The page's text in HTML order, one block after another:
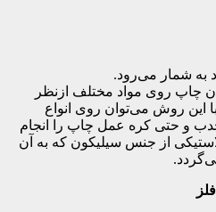
به شمار می‌رود.
چاپ روی مواد مختلف ازنظر
روش می‌توان روی انواع
و حتی کره عمل چاپ را انجام
از جنس سیلیکون که به آن